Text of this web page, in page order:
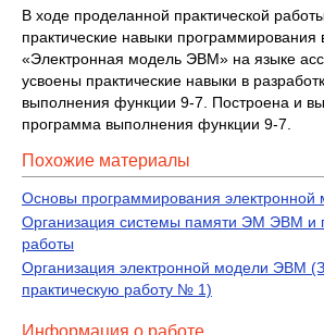
В ходе проделанной практической
практические навыки программирования
«Электронная модель ЭВМ» на языке
усвоены практические навыки в
выполнения функции 9-7. Построена и
программа выполнения функции 9-7.
Похожие материалы
Основы программирования
Организация системы памяти ЭМ ЭВМ и
работы
Организация электронной модели ЭВМ
практическую работу № 1)
Информация о работе